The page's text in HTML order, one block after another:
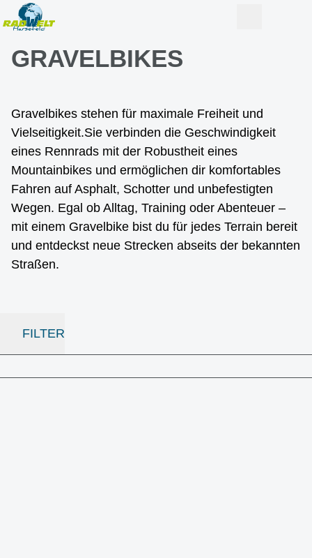
GRAVELBIKES
Gravelbikes stehen für maximale Freiheit und
Vielseitigkeit.Sie verbinden die Geschwindigkeit
eines Rennrads mit der Robustheit eines
Mountainbikes und ermöglichen dir komfortables
Fahren auf Asphalt, Schotter und unbefestigten
Wegen. Egal ob Alltag, Training oder Abenteuer –
mit einem Gravelbike bist du für jedes Terrain bereit
und entdeckst neue Strecken abseits der bekannten
Straßen.
FILTER